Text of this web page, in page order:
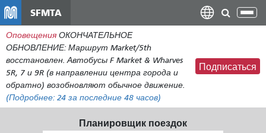
содержанию
SFMTA
Оповещения ОКОНЧАТЕЛЬНОЕ
ОБНОВЛЕНИЕ: Маршрут Market/5th
восстановлен. Автобусы F Market & Wharves
5R, 7 и 9R (в направлении центра города и
обратно) возобновляют обычное движение.
(Подробнее: 24 за последние 48 часов)
Подписаться
Планировщик поездок